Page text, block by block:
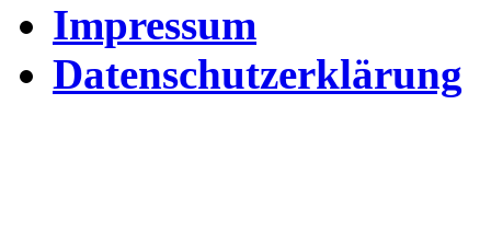
Impressum
Datenschutzerklärung